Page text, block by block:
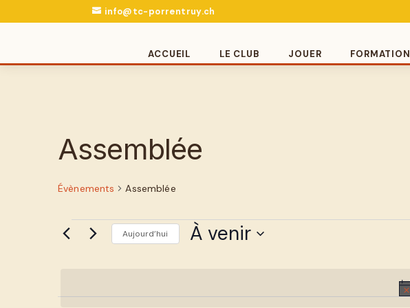
info@tc-porrentruy.ch
ACCUEIL LE CLUB JOUER FORMATION
Assemblée
Évènements Assemblée
Évènements
Aujourd’hui À venir